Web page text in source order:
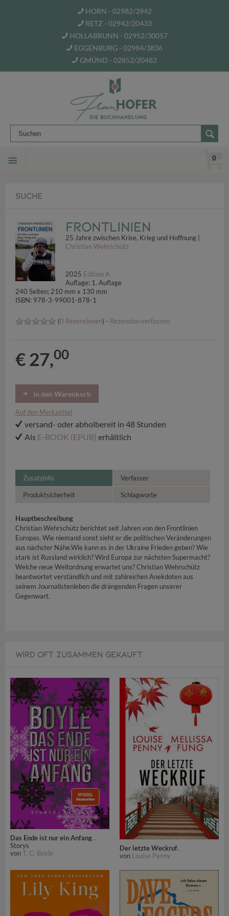
HORN - 02982/3942
RETZ - 02942/20433
HOLLABRUNN - 02952/30057
EGGENBURG - 02984/3836
GMÜND - 02852/20482
0
SUCHE
Frontlinien
25 Jahre zwischen Krise, Krieg und Hoffnung |
Christian Wehrschütz
2025 Edition A
Auflage: 1. Auflage
240 Seiten; 210 mm x 130 mm
ISBN: 978-3-99001-878-1
(0 Rezensionen) - Rezension verfassen
€ 27,00
in den Warenkorb
Auf den Merkzettel
versand- oder abholbereit in 48 Stunden
Als E-BOOK (EPUB) erhältlich
Zusatzinfo Verfasser
Produktsicherheit Schlagworte
Hauptbeschreibung
Christian Wehrschütz berichtet seit Jahren von den Frontlinien
Europas. Wie niemand sonst sieht er die politischen Veränderungen
aus nächster Nähe.Wie kann es in der Ukraine Frieden geben? Wie
stark ist Russland wirklich? Wird Europa zur nächsten Supermacht?
Welche neue Weltordnung erwartet uns? Christian Wehrschütz
beantwortet verständlich und mit zahlreichen Anekdoten aus
seinem Journalistenleben die drängenden Fragen unserer
Gegenwart.
WIRD OFT ZUSAMMEN GEKAUFT
Das Ende ist nur ein Anfang. .
Storys
vonT. C. Boyle
Der letzte Weckruf.
von Louise Penny